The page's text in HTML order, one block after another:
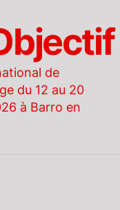
de
du 12 au 20
à Barro en